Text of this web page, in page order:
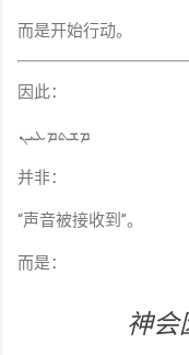
而是开始行动。
因此：
ܡܫܬܡܥܝܢ
并非：
“声音被接收到”。
而是：
神会